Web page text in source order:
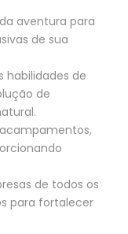
aventura para
de sua
habilidades de
ção de
.
acampamentos,
de todos os
s para fortalecer